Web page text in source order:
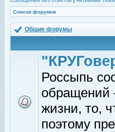
Список форумов
Общие форумы
Россыпь
обращений
жизни, то,
поэтому